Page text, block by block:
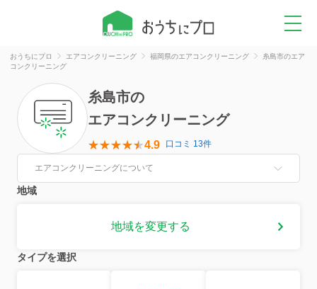
おうちにプロ エアコンクリーニング 福岡県のエアコンクリーニング
糸島市のエア
コンクリーニング
糸島市の
エアコンクリーニング
4.9 口コミ 13件
エアコンクリーニングについて
地域
地域を変更する
タイプを選択